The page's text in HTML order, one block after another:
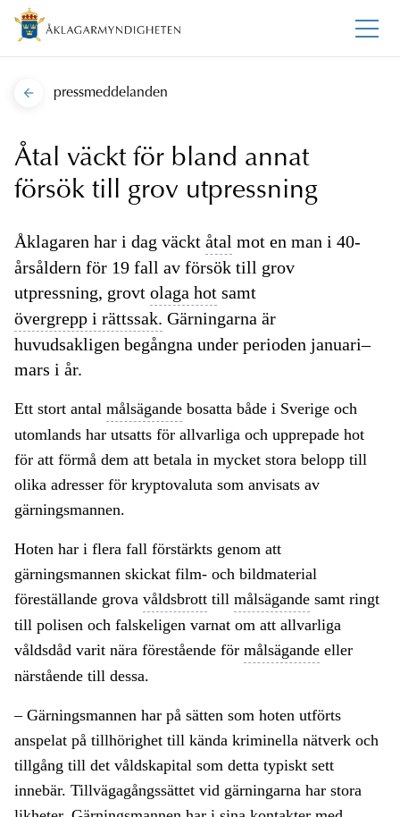
pressmeddelanden
Åtal väckt för bland annat
försök till grov utpressning
Åklagaren har i dag väckt åtal mot en man i 40-
årsåldern för 19 fall av försök till grov
utpressning, grovt olaga hot samt
övergrepp i rättssak. Gärningarna är
huvudsakligen begångna under perioden januari–
mars i år.
Ett stort antal målsägande bosatta både i Sverige och
utomlands har utsatts för allvarliga och upprepade hot
för att förmå dem att betala in mycket stora belopp till
olika adresser för kryptovaluta som anvisats av
gärningsmannen.
Hoten har i flera fall förstärkts genom att
gärningsmannen skickat film- och bildmaterial
föreställande grova våldsbrott till målsägande samt ringt
till polisen och falskeligen varnat om att allvarliga
våldsdåd varit nära förestående för målsägande eller
närstående till dessa.
– Gärningsmannen har på sätten som hoten utförts
anspelat på tillhörighet till kända kriminella nätverk och
tillgång till det våldskapital som detta typiskt sett
innebär. Tillvägagångssättet vid gärningarna har stora